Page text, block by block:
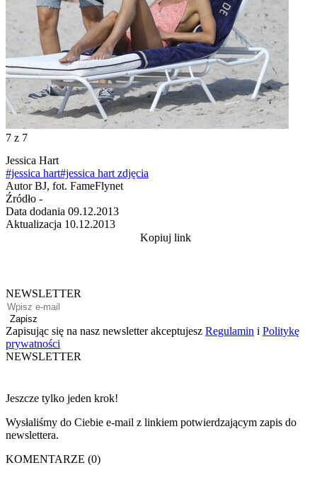
7 z 7
Jessica Hart
#jessica hart#jessica hart zdjęcia
Autor BJ, fot. FameFlynet
Źródło -
Data dodania 09.12.2013
Aktualizacja 10.12.2013
Kopiuj link
NEWSLETTER
Zapisz
Zapisując się na nasz newsletter akceptujesz Regulamin i Politykę
prywatności
NEWSLETTER
Jeszcze tylko jeden krok!
Wysłaliśmy do Ciebie e-mail z linkiem potwierdzającym zapis do
newslettera.
KOMENTARZE (0)